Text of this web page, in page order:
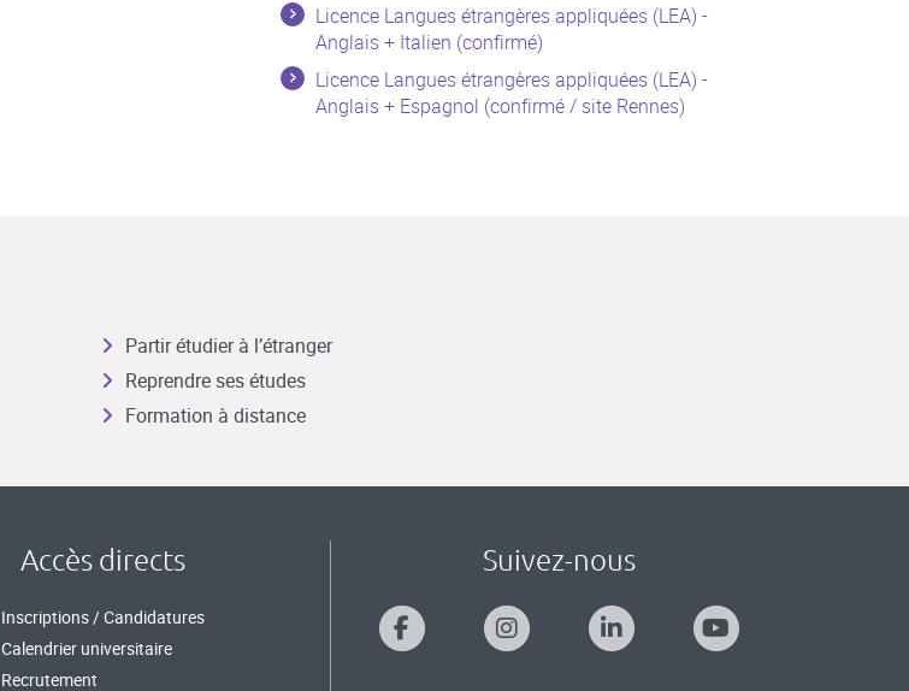
Licence Langues étrangères appliquées (LEA) -
Anglais + Italien (confirmé)
Licence Langues étrangères appliquées (LEA) -
Anglais + Espagnol (confirmé / site Rennes)
Partir étudier à l’étranger
Reprendre ses études
Formation à distance
Accès directs
Inscriptions / Candidatures
Calendrier universitaire
Recrutement
Suivez-nous